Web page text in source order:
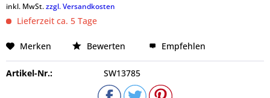
inkl. MwSt.zzgl. Versandkosten
Lieferzeit ca. 5 Tage
Merken Bewerten Empfehlen
Artikel-Nr.: SW13785